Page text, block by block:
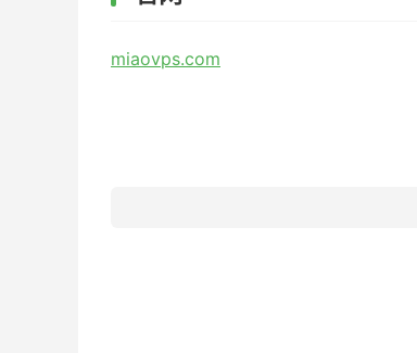
miaovps.com